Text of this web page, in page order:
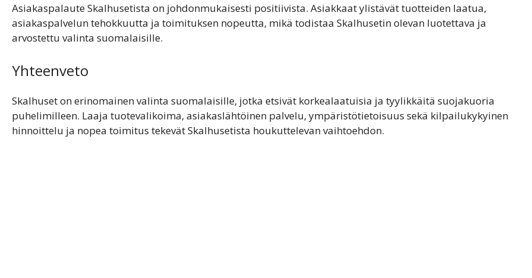
Asiakaspalaute Skalhusetista on johdonmukaisesti positiivista. Asiakkaat ylistävät tuotteiden laatua,
asiakaspalvelun tehokkuutta ja toimituksen nopeutta, mikä todistaa Skalhusetin olevan luotettava ja
arvostettu valinta suomalaisille.
Yhteenveto
Skalhuset on erinomainen valinta suomalaisille, jotka etsivät korkealaatuisia ja tyylikkäitä suojakuoria
puhelimilleen. Laaja tuotevalikoima, asiakaslähtöinen palvelu, ympäristötietoisuus sekä kilpailukykyinen
hinnoittelu ja nopea toimitus tekevät Skalhusetista houkuttelevan vaihtoehdon.